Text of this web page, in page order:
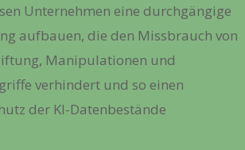
Unternehmen eine durchgängige
aufbauen, die den Missbrauch von
Manipulationen und
verhindert und so einen
der KI-Datenbestände